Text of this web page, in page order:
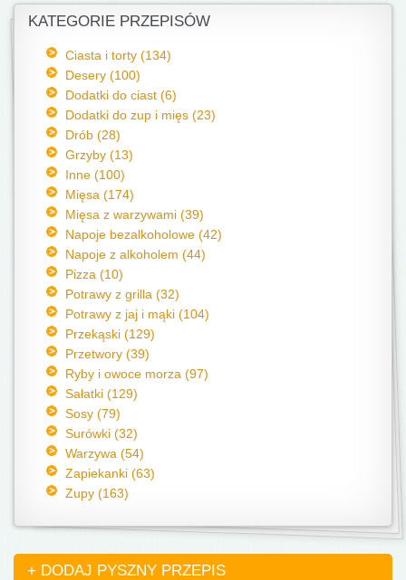
KATEGORIE PRZEPISÓW
Ciasta i torty (134)
Desery (100)
Dodatki do ciast (6)
Dodatki do zup i mięs (23)
Drób (28)
Grzyby (13)
Inne (100)
Mięsa (174)
Mięsa z warzywami (39)
Napoje bezalkoholowe (42)
Napoje z alkoholem (44)
Pizza (10)
Potrawy z grilla (32)
Potrawy z jaj i mąki (104)
Przekąski (129)
Przetwory (39)
Ryby i owoce morza (97)
Sałatki (129)
Sosy (79)
Surówki (32)
Warzywa (54)
Zapiekanki (63)
Zupy (163)
+ DODAJ PYSZNY PRZEPIS